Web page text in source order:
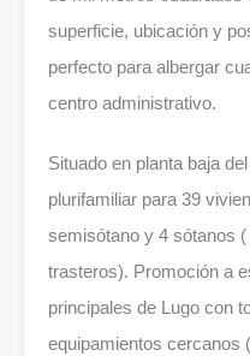
superficie, ubicación y
perfecto para albergar
centro administrativo.
Situado en planta baja
plurifamiliar para 39
semisótano y 4 sótanos
trasteros). Promoción a
principales de Lugo con
equipamientos cercanos